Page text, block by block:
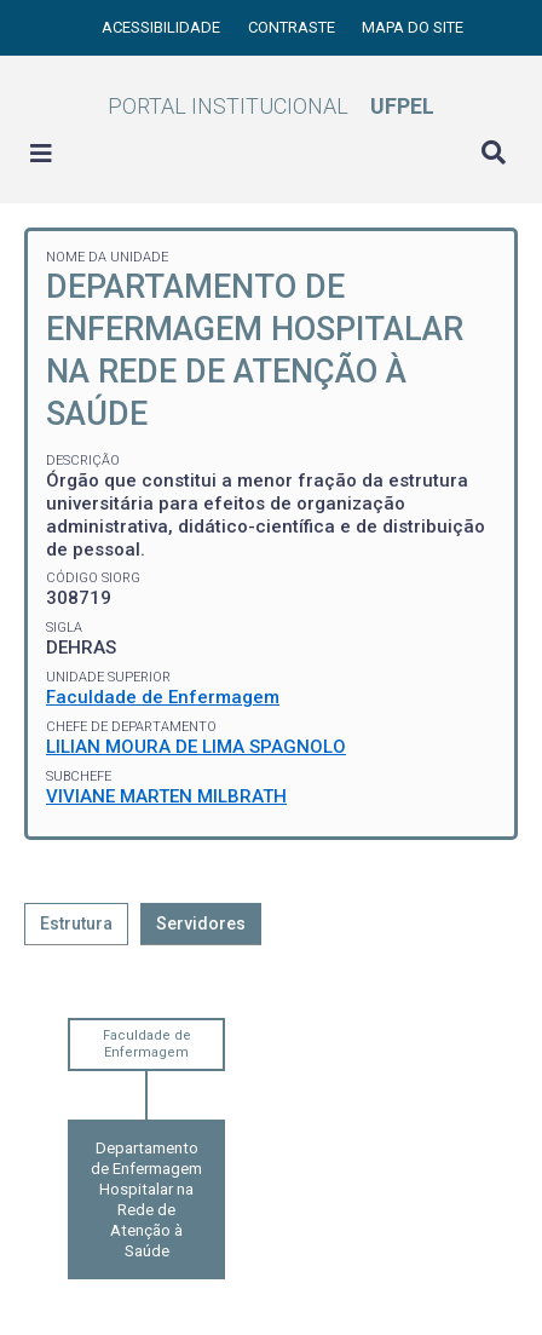
ACESSIBILIDADE CONTRASTE MAPA DO SITE
PORTAL INSTITUCIONAL UFPEL
NOME DA UNIDADE
DEPARTAMENTO DE
ENFERMAGEM HOSPITALAR
NA REDE DE ATENÇÃO À
SAÚDE
DESCRIÇÃO
Órgão que constitui a menor fração da estrutura
universitária para efeitos de organização
administrativa, didático-científica e de distribuição
de pessoal.
CÓDIGO SIORG
308719
SIGLA
DEHRAS
UNIDADE SUPERIOR
Faculdade de Enfermagem
CHEFE DE DEPARTAMENTO
LILIAN MOURA DE LIMA SPAGNOLO
SUBCHEFE
VIVIANE MARTEN MILBRATH
Estrutura Servidores
Faculdade de
Enfermagem
Departamento
de Enfermagem
Hospitalar na
Rede de
Atenção à
Saúde